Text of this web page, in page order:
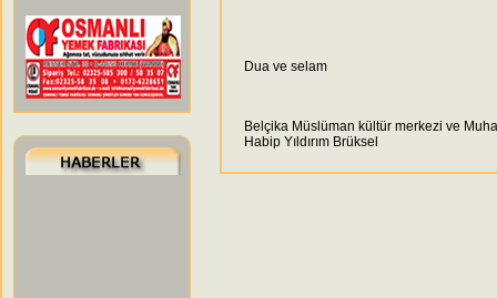
Dua ve selam
Belçika Müslüman kültür merkezi ve
Habip Yıldırım Brüksel